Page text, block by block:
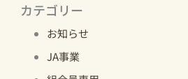
カテゴリー
お知らせ
JA事業